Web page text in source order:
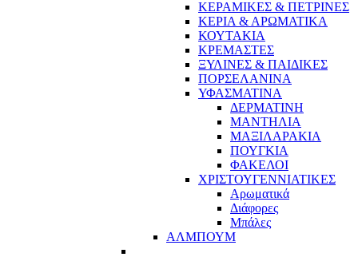
ΚΕΡΑΜΙΚΕΣ & ΠΕΤΡΙΝΕΣ
ΚΕΡΙΑ & ΑΡΩΜΑΤΙΚΑ
ΚΟΥΤΑΚΙΑ
ΚΡΕΜΑΣΤΕΣ
ΞΥΛΙΝΕΣ & ΠΑΙΔΙΚΕΣ
ΠΟΡΣΕΛΑΝΙΝΑ
ΥΦΑΣΜΑΤΙΝA
ΔΕΡΜΑΤΙΝΗ
ΜΑΝΤΗΛΙΑ
ΜΑΞΙΛΑΡΑΚΙΑ
ΠΟΥΓΚΙΑ
ΦΑΚΕΛΟΙ
ΧΡΙΣΤΟΥΓΕΝΝΙΑΤΙΚΕΣ
Αρωματικά
Διάφορες
Μπάλες
ΑΛΜΠΟΥΜ